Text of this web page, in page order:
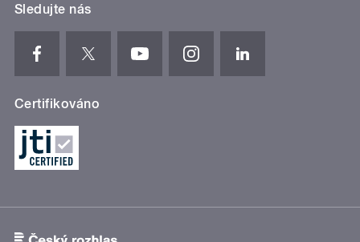
Sledujte nás
Certifikováno